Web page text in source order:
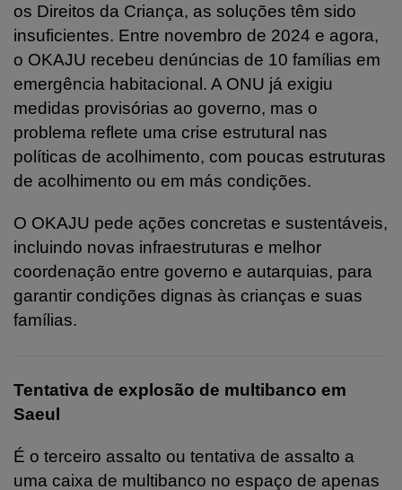
os Direitos da Criança, as soluções têm sido
insuficientes. Entre novembro de 2024 e agora,
o OKAJU recebeu denúncias de 10 famílias em
emergência habitacional. A ONU já exigiu
medidas provisórias ao governo, mas o
problema reflete uma crise estrutural nas
políticas de acolhimento, com poucas estruturas
de acolhimento ou em más condições.
O OKAJU pede ações concretas e sustentáveis,
incluindo novas infraestruturas e melhor
coordenação entre governo e autarquias, para
garantir condições dignas às crianças e suas
famílias.
Tentativa de explosão de multibanco em
Saeul
É o terceiro assalto ou tentativa de assalto a
uma caixa de multibanco no espaço de apenas